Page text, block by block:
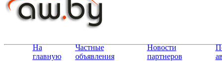
На
главную
Частные
объявления
Новости
партнеров